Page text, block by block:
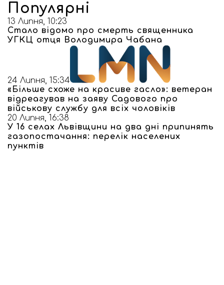
Популярні
13 Липня, 10:23
Стало відомо про смерть священника
УГКЦ отця Володимира Чабана
24 Липня, 15:34
«Більше схоже на красиве гасло»: ветеран
відреагував на заяву Садового про
військову службу для всіх чоловіків
20 Липня, 16:38
У 16 селах Львівщини на два дні припинять
газопостачання: перелік населених
пунктів